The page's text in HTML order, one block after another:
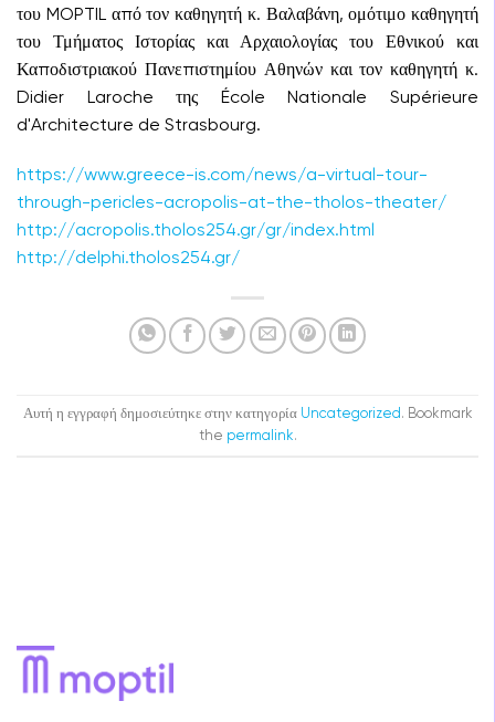
του MOPTIL από τον καθηγητή κ. Βαλαβάνη, ομότιμο καθηγητή
του Τμήματος Ιστορίας και Αρχαιολογίας του Εθνικού και
Καποδιστριακού Πανεπιστημίου Αθηνών και τον καθηγητή κ.
Didier Laroche της École Nationale Supérieure
d'Architecture de Strasbourg.
https://www.greece-is.com/news/a-virtual-tour-
through-pericles-acropolis-at-the-tholos-theater/
http://acropolis.tholos254.gr/gr/index.html
http://delphi.tholos254.gr/
Αυτή η εγγραφή δημοσιεύτηκε στην κατηγορία Uncategorized . Bookmark
the permalink.